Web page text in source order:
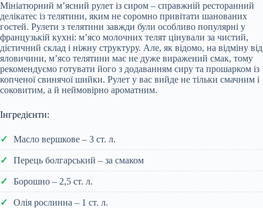
Мініатюрний м’ясний рулет із сиром – справжній ресторанний
делікатес із телятини, яким не соромно привітати шанованих
гостей. Рулети з телятини завжди були особливо популярні у
французькій кухні: м’ясо молочних телят цінували за чистий,
дієтичний склад і ніжну структуру. Але, як відомо, на відміну від
яловичини, м’ясо телятини має не дуже виражений смак, тому
рекомендуємо готувати його з додаванням сиру та прошарком із
копченої свинячої шийки. Рулет у вас вийде не тільки смачним і
соковитим, а й неймовірно ароматним.
Інгредієнти:
Масло вершкове – 3 ст. л.
Перець болгарський – за смаком
Борошно – 2,5 ст. л.
Олія рослинна – 1 ст. л.